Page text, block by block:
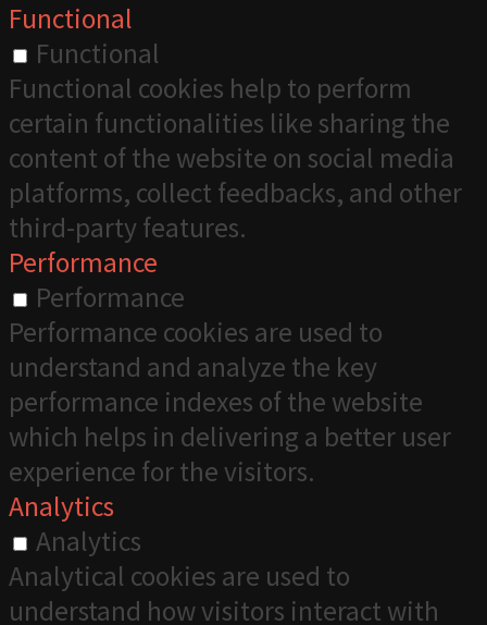
Functional
Functional
Functional cookies help to perform
certain functionalities like sharing the
content of the website on social media
platforms, collect feedbacks, and other
third-party features.
Performance
Performance
Performance cookies are used to
understand and analyze the key
performance indexes of the website
which helps in delivering a better user
experience for the visitors.
Analytics
Analytics
Analytical cookies are used to
understand how visitors interact with